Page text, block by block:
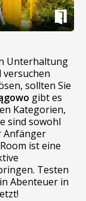
Unterhaltung
versuchen
sollten Sie
gibt es
Kategorien,
sind sowohl
Anfänger
ist eine
Testen
Abenteuer in